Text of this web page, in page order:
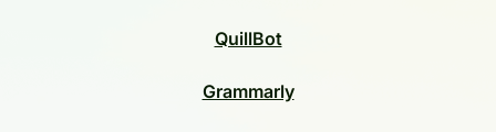
QuillBot
Grammarly